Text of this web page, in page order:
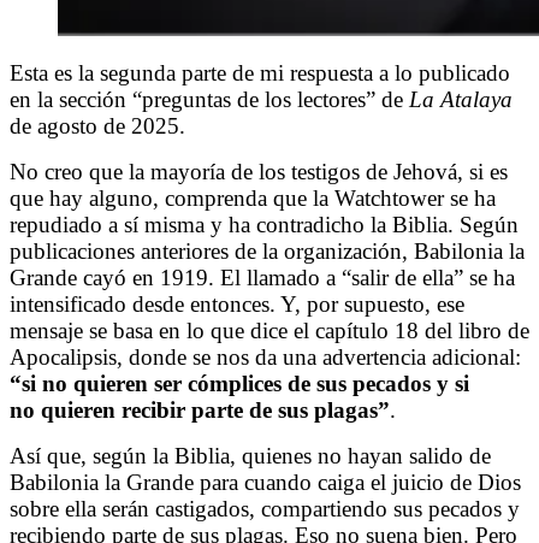
Esta es la segunda parte de mi respuesta a lo publicado
en la sección “preguntas de los lectores” de La Atalaya
de agosto de 2025.
No creo que la mayoría de los testigos de Jehová, si es
que hay alguno, comprenda que la Watchtower se ha
repudiado a sí misma y ha contradicho la Biblia. Según
publicaciones anteriores de la organización, Babilonia la
Grande cayó en 1919. El llamado a “salir de ella” se ha
intensificado desde entonces. Y, por supuesto, ese
mensaje se basa en lo que dice el capítulo 18 del libro de
Apocalipsis, donde se nos da una advertencia adicional:
“si no quieren ser cómplices de sus pecados y si
no quieren recibir parte de sus plagas”.
Así que, según la Biblia, quienes no hayan salido de
Babilonia la Grande para cuando caiga el juicio de Dios
sobre ella serán castigados, compartiendo sus pecados y
recibiendo parte de sus plagas. Eso no suena bien. Pero